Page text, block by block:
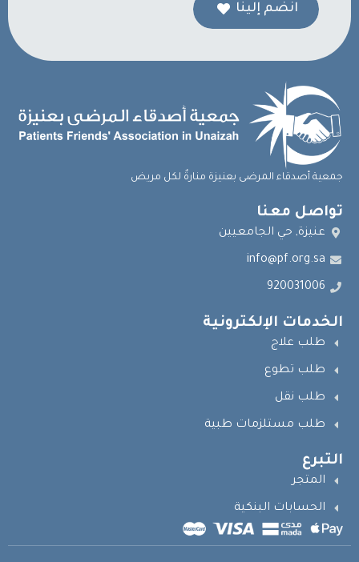
انضم إلينا
التبرع
المتجر
الحسابات البنكية
الخدمات الإلكترونية
طلب علاج
طلب تطوع
طلب نقل
طلب مستلزمات طبية
تواصل معنا
عنيزة, حي الجامعيين
info@pf.org.sa
920031006
جمعية أصدقاء المرضى بعنيزة منارةٌ لكل مريض